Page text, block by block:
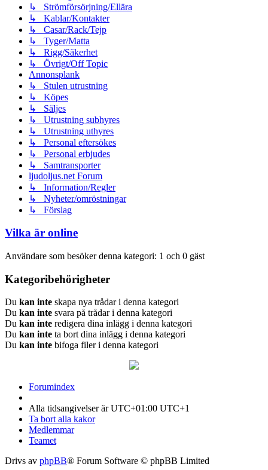
↳ Strömförsörjning/Ellära
↳ Kablar/Kontakter
↳ Casar/Rack/Tejp
↳ Tyger/Matta
↳ Rigg/Säkerhet
↳ Övrigt/Off Topic
Annonsplank
↳ Stulen utrustning
↳ Köpes
↳ Säljes
↳ Utrustning subhyres
↳ Utrustning uthyres
↳ Personal eftersökes
↳ Personal erbjudes
↳ Samtransporter
ljudoljus.net Forum
↳ Information/Regler
↳ Nyheter/omröstningar
↳ Förslag
Vilka är online
Användare som besöker denna kategori: 1 och 0 gäst
Kategoribehörigheter
Du kan inte skapa nya trådar i denna kategori
Du kan inte svara på trådar i denna kategori
Du kan inte redigera dina inlägg i denna kategori
Du kan inte ta bort dina inlägg i denna kategori
Du kan inte bifoga filer i denna kategori
Forumindex
Alla tidsangivelser är UTC+01:00 UTC+1
Ta bort alla kakor
Medlemmar
Teamet
Drivs av phpBB® Forum Software © phpBB Limited